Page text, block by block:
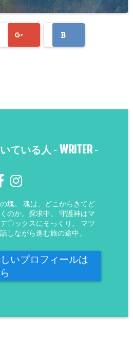
ている人 - WRITER-
塊。 魂は、どこからきてど
のか。探求中。 守護神はマ
〇ックスにそっくり。 マツ
しながら進む旅の途中。
いプロフィールは